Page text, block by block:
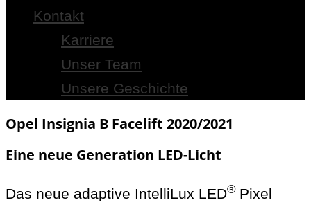
Kontakt
Karriere
Unser Team
Unsere Geschichte
Opel Insignia B Facelift 2020/2021
Eine neue Generation LED-Licht
Das neue adaptive IntelliLux LED® Pixel